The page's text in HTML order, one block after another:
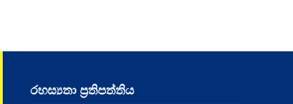
රහස්‍යතා ප්‍රතිපත්තිය